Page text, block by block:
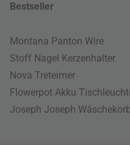
Bestseller
Montana Panton Wire
Stoff Nagel Kerzenhalter
Nova Treteimer
Flowerpot Akku
Joseph Joseph Wäschekorb